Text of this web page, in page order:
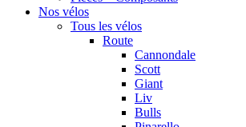
Nos vélos
Tous les vélos
Route
Cannondale
Scott
Giant
Liv
Bulls